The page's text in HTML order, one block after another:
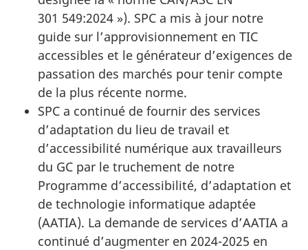
301 549:2024 »). SPC a mis à jour notre
guide sur l’approvisionnement en TIC
accessibles et le générateur d’exigences de
passation des marchés pour tenir compte
de la plus récente norme.
SPC a continué de fournir des services
d’adaptation du lieu de travail et
d’accessibilité numérique aux travailleurs
du GC par le truchement de notre
Programme d’accessibilité, d’adaptation et
de technologie informatique adaptée
(AATIA). La demande de services d’AATIA a
continué d’augmenter en 2024-2025 en